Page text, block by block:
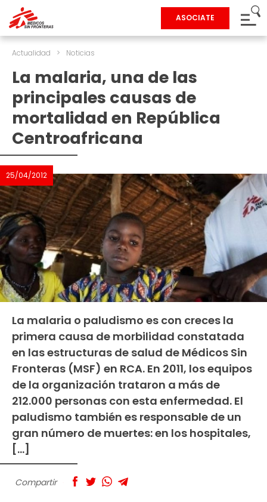
ASOCIATE
Actualidad > Noticias
La malaria, una de las
principales causas de
mortalidad en República
Centroafricana
25/04/2012
La malaria o paludismo es con creces la
primera causa de morbilidad constatada
en las estructuras de salud de Médicos Sin
Fronteras (MSF) en RCA. En 2011, los equipos
de la organización trataron a más de
212.000 personas con esta enfermedad. El
paludismo también es responsable de un
gran número de muertes: en los hospitales,
[…]
Compartir